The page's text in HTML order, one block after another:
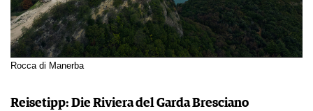
Rocca di Manerba
Reisetipp: Die Riviera del Garda Bresciano